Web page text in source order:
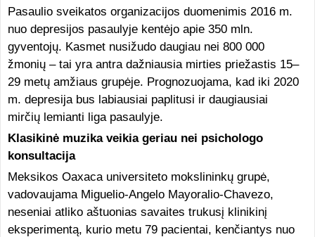
Pasaulio sveikatos organizacijos duomenimis 2016 m.
nuo depresijos pasaulyje kentėjo apie 350 mln.
gyventojų. Kasmet nusižudo daugiau nei 800 000
žmonių – tai yra antra dažniausia mirties priežastis 15–
29 metų amžiaus grupėje. Prognozuojama, kad iki 2020
m. depresija bus labiausiai paplitusi ir daugiausiai
mirčių lemianti liga pasaulyje.
Klasikinė muzika veikia geriau nei psichologo
konsultacija
Meksikos Oaxaca universiteto mokslininkų grupė,
vadovaujama Miguelio-Angelo Mayoralio-Chavezo,
neseniai atliko aštuonias savaites trukusį klinikinį
eksperimentą, kurio metu 79 pacientai, kenčiantys nuo